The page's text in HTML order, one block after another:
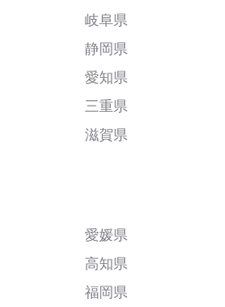
岐阜県
静岡県
愛知県
三重県
滋賀県
愛媛県
高知県
福岡県